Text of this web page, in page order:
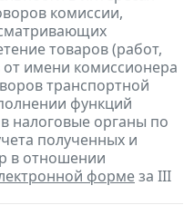
комиссии,
товаров (работ,
имени комиссионера
транспортной
функций
в налоговые органы по
полученных и
в отношении
формеза III